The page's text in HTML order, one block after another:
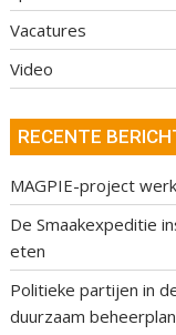
Vacatures
Video
RECENTE
MAGPIE-project
De Smaakexpeditie
eten
Politieke partijen in
duurzaam